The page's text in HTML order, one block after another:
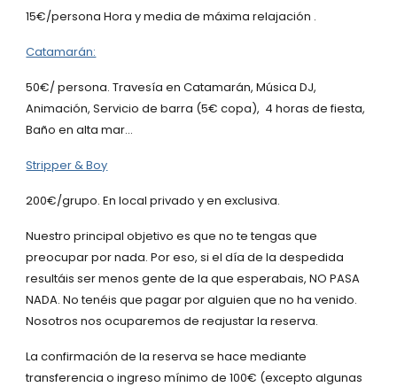
15€/persona Hora y media de máxima relajación .
Catamarán:
50€/ persona. Travesía en Catamarán, Música DJ,
Animación, Servicio de barra (5€ copa), 4 horas de fiesta,
Baño en alta mar...
Stripper & Boy
200€/grupo. En local privado y en exclusiva.
Nuestro principal objetivo es que no te tengas que
preocupar por nada. Por eso, si el día de la despedida
resultáis ser menos gente de la que esperabais, NO PASA
NADA. No tenéis que pagar por alguien que no ha venido.
Nosotros nos ocuparemos de reajustar la reserva.
La confirmación de la reserva se hace mediante
transferencia o ingreso mínimo de 100€ (excepto algunas